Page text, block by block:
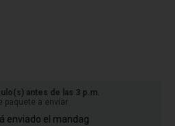
antes de las 3 p.m.
paquete a enviar
enviado el mandag